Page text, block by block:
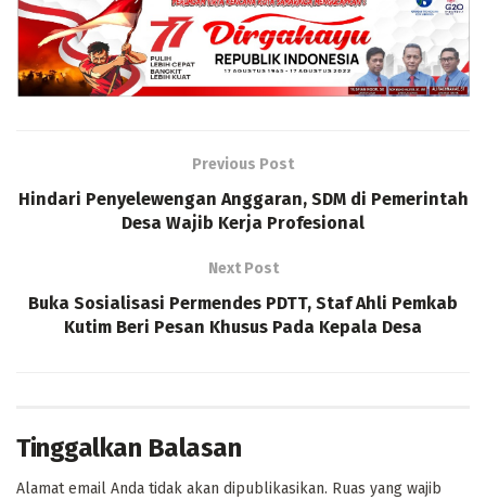
Previous Post
Hindari Penyelewengan Anggaran, SDM di Pemerintah
Desa Wajib Kerja Profesional
Next Post
Buka Sosialisasi Permendes PDTT, Staf Ahli Pemkab
Kutim Beri Pesan Khusus Pada Kepala Desa
Tinggalkan Balasan
Alamat email Anda tidak akan dipublikasikan. Ruas yang wajib